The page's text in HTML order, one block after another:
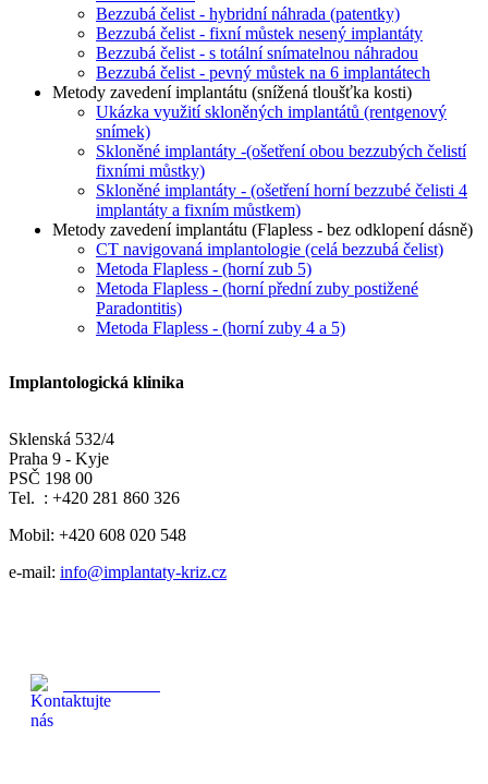
Bezzubá čelist - hybridní náhrada (patentky)
Bezzubá čelist - fixní můstek nesený implantáty
Bezzubá čelist - s totální snímatelnou náhradou
Bezzubá čelist - pevný můstek na 6 implantátech
Metody zavedení implantátu (snížená tloušťka kosti)
Ukázka využití skloněných implantátů (rentgenový
snímek)
Skloněné implantáty -(ošetření obou bezzubých čelistí
fixními můstky)
Skloněné implantáty - (ošetření horní bezzubé čelisti 4
implantáty a fixním můstkem)
Metody zavedení implantátu (Flapless - bez odklopení dásně)
CT navigovaná implantologie (celá bezzubá čelist)
Metoda Flapless - (horní zub 5)
Metoda Flapless - (horní přední zuby postižené
Paradontitis)
Metoda Flapless - (horní zuby 4 a 5)
Implantologická klinika
Sklenská 532/4
Praha 9 - Kyje
PSČ 198 00
Tel. : +420 281 860 326
Mobil: +420 608 020 548
e-mail: info@implantaty-kriz.cz